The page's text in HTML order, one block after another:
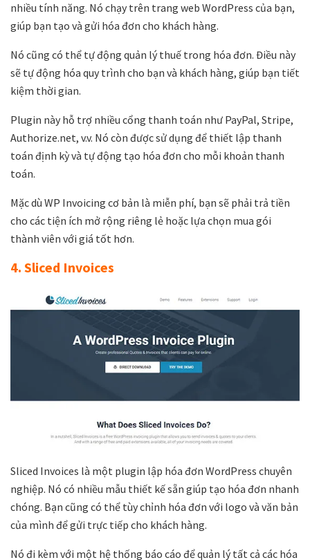
nhiều tính năng. Nó chạy trên trang web WordPress của bạn,
giúp bạn tạo và gửi hóa đơn cho khách hàng.
Nó cũng có thể tự động quản lý thuế trong hóa đơn. Điều này
sẽ tự động hóa quy trình cho bạn và khách hàng, giúp bạn tiết
kiệm thời gian.
Plugin này hỗ trợ nhiều cổng thanh toán như PayPal, Stripe,
Authorize.net, v.v. Nó còn được sử dụng để thiết lập thanh
toán định kỳ và tự động tạo hóa đơn cho mỗi khoản thanh
toán.
Mặc dù WP Invoicing cơ bản là miễn phí, bạn sẽ phải trả tiền
cho các tiện ích mở rộng riêng lẻ hoặc lựa chọn mua gói
thành viên với giá tốt hơn.
4. Sliced Invoices
Sliced Invoices là một plugin lập hóa đơn WordPress chuyên
nghiệp. Nó có nhiều mẫu thiết kế sẵn giúp tạo hóa đơn nhanh
chóng. Bạn cũng có thể tùy chỉnh hóa đơn với logo và văn bản
của mình để gửi trực tiếp cho khách hàng.
Nó đi kèm với một hệ thống báo cáo để quản lý tất cả các hóa